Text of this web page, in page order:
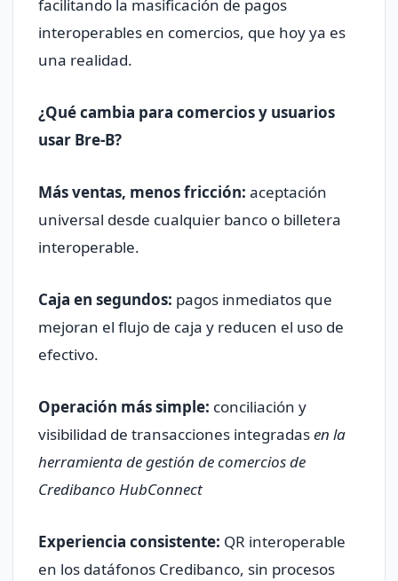
facilitando la masificación de pagos
interoperables en comercios, que hoy ya es
una realidad.
¿Qué cambia para comercios y usuarios
usar Bre-B?
Más ventas, menos fricción: aceptación
universal desde cualquier banco o billetera
interoperable.
Caja en segundos: pagos inmediatos que
mejoran el flujo de caja y reducen el uso de
efectivo.
Operación más simple: conciliación y
visibilidad de transacciones integradasen la
herramienta de gestión de comercios de
Credibanco HubConnect
Experiencia consistente: QR interoperable
en los datáfonos Credibanco, sin procesos